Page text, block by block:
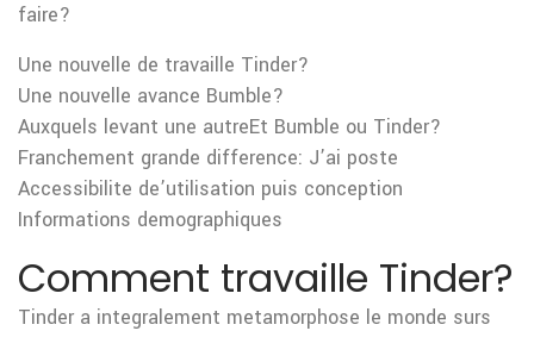
faire?
Une nouvelle de travaille Tinder?
Une nouvelle avance Bumble?
Auxquels levant une autreEt Bumble ou Tinder?
Franchement grande difference: J’ai poste
Accessibilite de’utilisation puis conception
Informations demographiques
Comment travaille Tinder?
Tinder a integralement metamorphose le monde surs